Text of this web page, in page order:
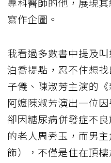
寫作企圖。
我看過多數書中提及
泊喬提點，忍不住想
子儀、陳淑芳主演的
阿嬤陳淑芳演出一位
卻因糖尿病併發症不
的老人周秀玉，而男
飾），不僅是住在頂